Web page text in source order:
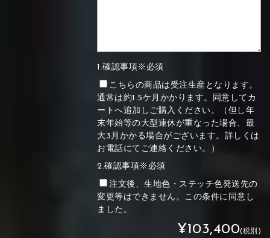
1.確認事項※必須
こちらの商品は受注生産となります。
通常は約1.5ケ月かかります。同意してカ
ートへ追加しご購入ください。（但し年
末年始等の大型連休が重なった場合、最
大3月かかる場合がございます。詳しくは
お電話にてご連絡ください。）
2.確認事項※必須
注文後、生地色・ステッチ色発送先の
変更等はできません。この条件に同意し
ました。
¥103,400(税別)